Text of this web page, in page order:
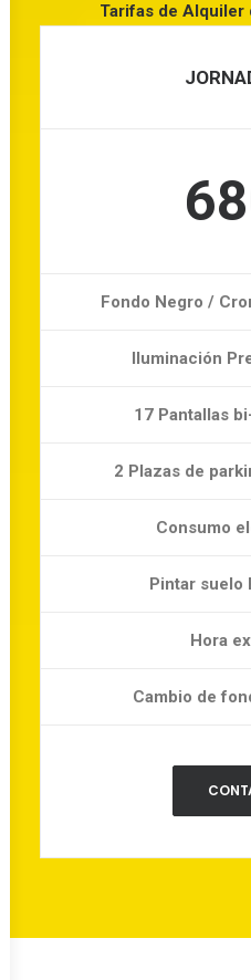
Tarifas de Alquiler
Fondo Negro /
Iluminación
17 Pantallas
2 Plazas de
Consumo
Pintar suelo
Hora
Cambio de